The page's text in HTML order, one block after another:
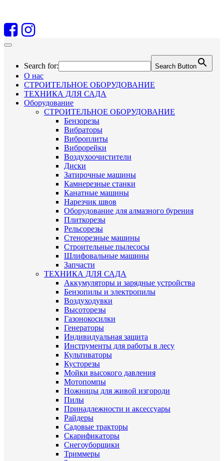
Search for: Search Button
О нас
СТРОИТЕЛЬНОЕ ОБОРУДОВАНИЕ
ТЕХНИКА ДЛЯ САДА
Оборудование
СТРОИТЕЛЬНОЕ ОБОРУДОВАНИЕ
Бензорезы
Вибраторы
Виброплиты
Виброрейки
Воздухоочистители
Диски
Затирочные машины
Камнерезные станки
Канатные машины
Нарезчик швов
Оборудование для алмазного бурения
Плиткорезы
Рельсорезы
Стенорезные машины
Строительные пылесосы
Шлифовальные машины
Запчасти
ТЕХНИКА ДЛЯ САДА
Аккумуляторы и зарядные устройства
Бензопилы и электропилы
Воздуходувки
Высоторезы
Газонокосилки
Генераторы
Индивидуальная защита
Инструменты для работы в лесу
Культиваторы
Кусторезы
Мойки высокого давления
Мотопомпы
Ножницы для живой изгороди
Пилы
Принадлежности и аксессуары
Райдеры
Садовые тракторы
Скарификаторы
Снегоуборщики
Триммеры